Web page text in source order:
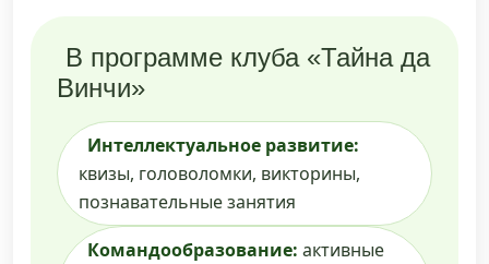
В программе клуба «Тайна да
Винчи»
Интеллектуальное развитие:
квизы, головоломки, викторины,
познавательные занятия
Командообразование: активные